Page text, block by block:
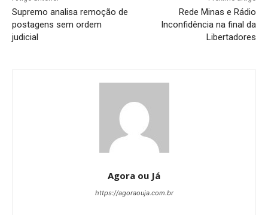
Supremo analisa remoção de
postagens sem ordem
judicial
Rede Minas e Rádio
Inconfidência na final da
Libertadores
Agora ou Já
https://agoraouja.com.br